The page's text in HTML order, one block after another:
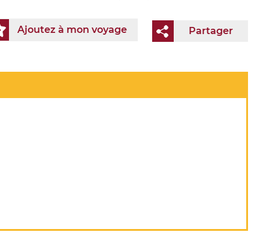
Partager
Ajoutez à mon voyage